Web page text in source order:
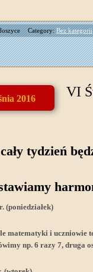
Category:Bez kategorii
2016 VI
tydzień
(poniedziałek)
matematyki i uczniowie
np. 6 razy 7, druga